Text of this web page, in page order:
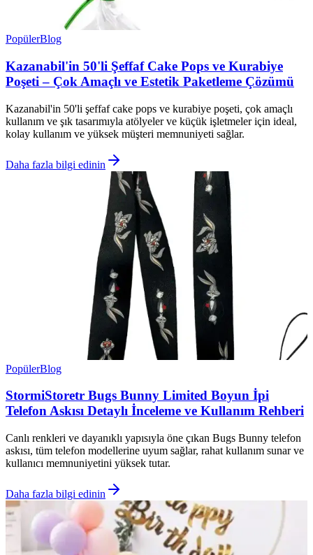
PopülerBlog
Kazanabil'in 50'li Şeffaf Cake Pops ve Kurabiye
Poşeti – Çok Amaçlı ve Estetik Paketleme Çözümü
Kazanabil'in 50'li şeffaf cake pops ve kurabiye poşeti, çok amaçlı
kullanım ve şık tasarımıyla atölyeler ve küçük işletmeler için ideal,
kolay kullanım ve yüksek müşteri memnuniyeti sağlar.
Daha fazla bilgi edinin
PopülerBlog
StormiStoretr Bugs Bunny Limited Boyun İpi
Telefon Askısı Detaylı İnceleme ve Kullanım Rehberi
Canlı renkleri ve dayanıklı yapısıyla öne çıkan Bugs Bunny telefon
askısı, tüm telefon modellerine uyum sağlar, rahat kullanım sunar ve
kullanıcı memnuniyetini yüksek tutar.
Daha fazla bilgi edinin